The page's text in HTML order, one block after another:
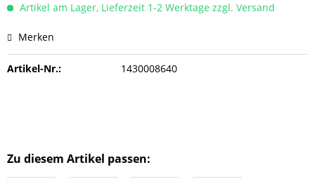
Artikel am Lager, Lieferzeit 1-2 Werktage zzgl. Versand
Merken
Artikel-Nr.: 1430008640
Zu diesem Artikel passen: